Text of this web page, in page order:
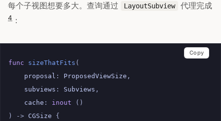
每个子视图想要多大。查询通过
LayoutSubview 代理完成
4 ：
func sizeThatFits (
proposal : ProposedViewSize ,
subviews : Subviews ,
cache : inout
()
)
-> CGSize
{
Copy